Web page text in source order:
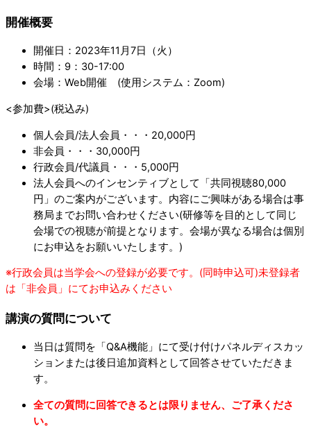
開催概要
開催日：2023年11月7日（火）
時間：9：30-17:00
会場：Web開催 (使用システム：Zoom)
<参加費>(税込み)
個人会員/法人会員・・・20,000円
非会員・・・30,000円
行政会員/代議員・・・5,000円
法人会員へのインセンティブとして「共同視聴80,000
円」のご案内がございます。内容にご興味がある場合は事
務局までお問い合わせください(研修等を目的として同じ
会場での視聴が前提となります。会場が異なる場合は個別
にお申込をお願いいたします。)
※行政会員は当学会への登録が必要です。(同時申込可)未登録者
は「非会員」にてお申込みください
講演の質問について
当日は質問を「Q&A機能」にて受け付けパネルディスカッ
ションまたは後日追加資料として回答させていただきま
す。
全ての質問に回答できるとは限りません、ご了承くださ
い。